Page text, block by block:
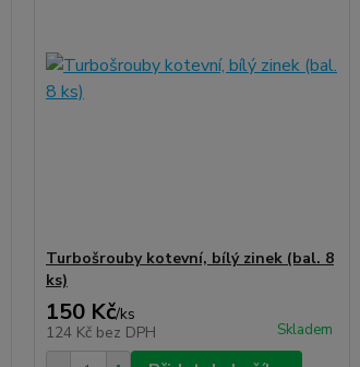
Turbošrouby kotevní, bílý zinek (bal. 8
ks)
150 Kč/ks
124 Kč bez DPH Skladem